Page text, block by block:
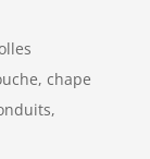
chape